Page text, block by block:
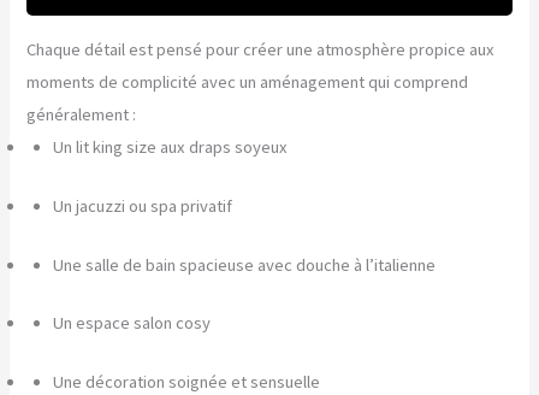
Chaque détail est pensé pour créer une atmosphère propice aux
moments de complicité avec un aménagement qui comprend
généralement :
Un lit king size aux draps soyeux
Un jacuzzi ou spa privatif
Une salle de bain spacieuse avec douche à l’italienne
Un espace salon cosy
Une décoration soignée et sensuelle